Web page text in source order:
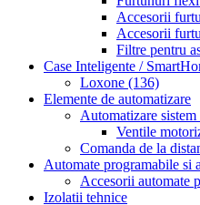
Accesorii
Accesorii
Filtre pentru
Case Inteligente /
Loxone (136)
Elemente de automatizare
Automatizare
Ventile
Comanda de la
Automate programabile si
Accesorii automate
Izolatii tehnice